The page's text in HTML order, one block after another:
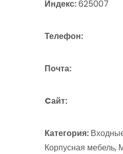
Индекс:625007
Телефон:
Почта:
Cайт:
Категория:
Корпусная мебель,